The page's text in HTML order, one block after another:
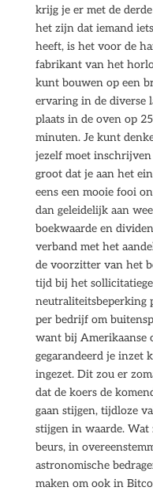
krijg je er met de
het zijn dat iemand
heeft, is het voor de
fabrikant van het
kunt bouwen op een
ervaring in de diverse
plaats in de oven op
minuten. Je kunt
jezelf moet
groot dat je aan het
eens een mooie fooi
dan geleidelijk aan
boekwaarde en
verband met het
de voorzitter van het
tijd bij het
neutraliteitsbeperking
per bedrijf om
want bij Amerikaanse
gegarandeerd je inzet
ingezet. Dit zou er
dat de koers de
gaan stijgen, tijdloze
stijgen in waarde.
beurs, in
astronomische
maken om ook in